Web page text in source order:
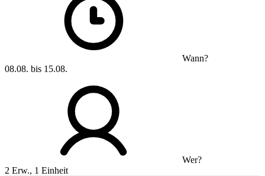
Wann?
08.08. bis 15.08.
Wer?
2 Erw., 1 Einheit